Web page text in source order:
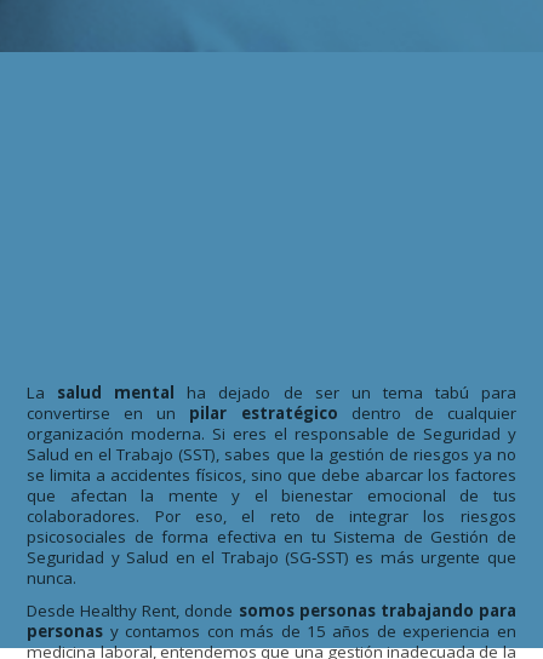
La salud mental ha dejado de ser un tema tabú para
convertirse en un pilar estratégico dentro de cualquier
organización moderna. Si eres el responsable de Seguridad y
Salud en el Trabajo (SST), sabes que la gestión de riesgos ya no
se limita a accidentes físicos, sino que debe abarcar los factores
que afectan la mente y el bienestar emocional de tus
colaboradores. Por eso, el reto de integrar los riesgos
psicosociales de forma efectiva en tu Sistema de Gestión de
Seguridad y Salud en el Trabajo (SG‑SST) es más urgente que
nunca.
Desde Healthy Rent, donde somos personas trabajando para
personas y contamos con más de 15 años de experiencia en
medicina laboral, entendemos que una gestión inadecuada de la